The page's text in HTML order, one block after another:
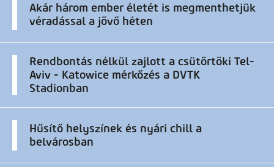
Akár három ember életét is megmenthetjük
véradással a jövő héten
Rendbontás nélkül zajlott a csütörtöki Tel-
Aviv - Katowice mérkőzés a DVTK
Stadionban
Hűsítő helyszínek és nyári chill a
belvárosban